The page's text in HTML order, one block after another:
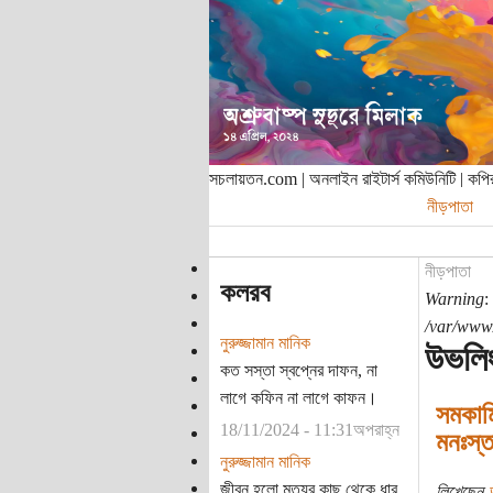
সচলায়তন.com | অনলাইন রাইটার্স কমিউনিটি |
নীড়পাতা
কলরব
নুরুজ্জামান মানিক
কত সস্তা স্বপ্নের দাফন, না
লাগে কফিন না লাগে কাফন।
18/11/2024 - 11:31অপরাহ্ন
নুরুজ্জামান মানিক
জীবন হলো মৃত্যুর কাছ থেকে ধার
নীড়পাতা
Warning:
/var/